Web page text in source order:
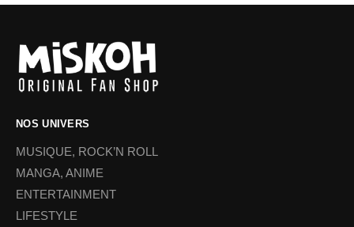
NOS UNIVERS
MUSIQUE, ROCK’N ROLL
MANGA, ANIME
ENTERTAINMENT
LIFESTYLE